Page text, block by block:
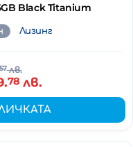
Black Titanium
Лизинг
лв.
78 лв.